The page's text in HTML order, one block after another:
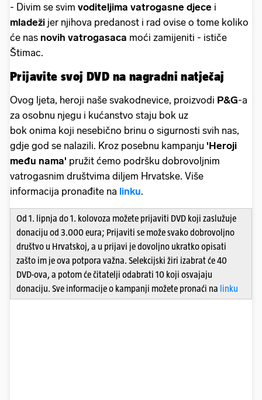
- Divim se svim voditeljima vatrogasne djece i
mladeži jer njihova predanost i rad ovise o tome koliko
će nas novih vatrogasaca moći zamijeniti - ističe
Štimac.
Prijavite svoj DVD na nagradni natječaj
Ovog ljeta, heroji naše svakodnevice, proizvodi P&G-a
za osobnu njegu i kućanstvo staju bok uz
bok onima koji nesebično brinu o sigurnosti svih nas,
gdje god se nalazili. Kroz posebnu kampanju 'Heroji
među nama' pružit ćemo podršku dobrovoljnim
vatrogasnim društvima diljem Hrvatske. Više
informacija pronađite na linku.
Od 1. lipnja do 1. kolovoza možete prijaviti DVD koji zaslužuje
donaciju od 3.000 eura; Prijaviti se može svako dobrovoljno
društvo u Hrvatskoj, a u prijavi je dovoljno ukratko opisati
zašto im je ova potpora važna. Selekcijski žiri izabrat će 40
DVD-ova, a potom će čitatelji odabrati 10 koji osvajaju
donaciju. Sve informacije o kampanji možete pronaći na linku